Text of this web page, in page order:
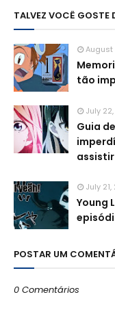
TALVEZ VOCÊ GOSTE
August
tão
July
Guia
assistir
July
Young
POSTAR UM
0 Comentários